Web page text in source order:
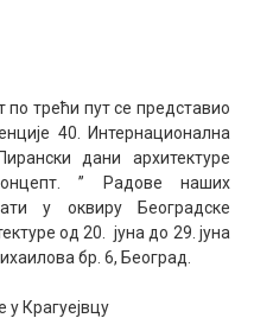
трећи пут се представио
40. Интернационална
дани архитектуре
’’ Радове наших
у оквиру Београдске
од 20. јуна до 29. јуна
бр. 6, Београд.
Крагуејвцу